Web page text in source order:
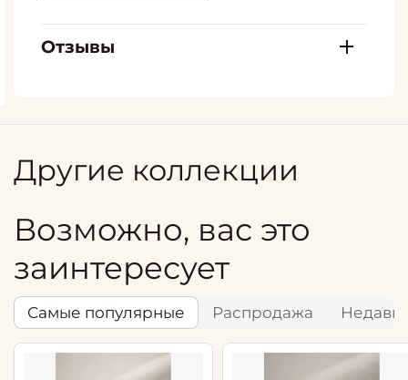
Отзывы
Другие коллекции
Возможно, вас это
заинтересует
Самые популярные Распродажа